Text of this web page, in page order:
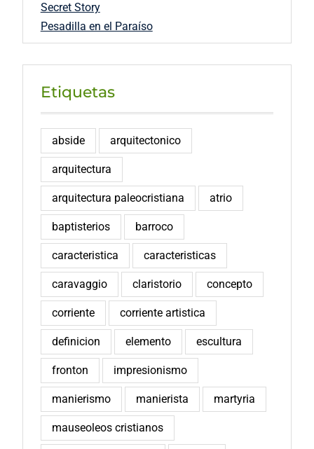
Secret Story
Pesadilla en el Paraíso
Etiquetas
abside arquitectonico
arquitectura
arquitectura paleocristiana atrio
baptisterios barroco
caracteristica caracteristicas
caravaggio claristorio concepto
corriente corriente artistica
definicion elemento escultura
fronton impresionismo
manierismo manierista martyria
mauseoleos cristianos